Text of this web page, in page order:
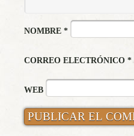
NOMBRE *
CORREO ELECTRÓNICO *
WEB